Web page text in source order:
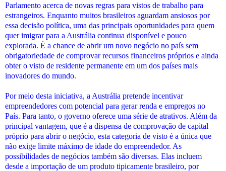
Parlamento acerca de novas regras para vistos de trabalho para
estrangeiros. Enquanto muitos brasileiros aguardam ansiosos por
essa decisão política, uma das principais oportunidades para quem
quer imigrar para a Austrália continua disponível e pouco
explorada. É a chance de abrir um novo negócio no país sem
obrigatoriedade de comprovar recursos financeiros próprios e ainda
obter o visto de residente permanente em um dos países mais
inovadores do mundo.
Por meio desta iniciativa, a Austrália pretende incentivar
empreendedores com potencial para gerar renda e empregos no
País. Para tanto, o governo oferece uma série de atrativos. Além da
principal vantagem, que é a dispensa de comprovação de capital
próprio para abrir o negócio, esta categoria de visto é a única que
não exige limite máximo de idade do empreendedor. As
possibilidades de negócios também são diversas. Elas incluem
desde a importação de um produto tipicamente brasileiro, por